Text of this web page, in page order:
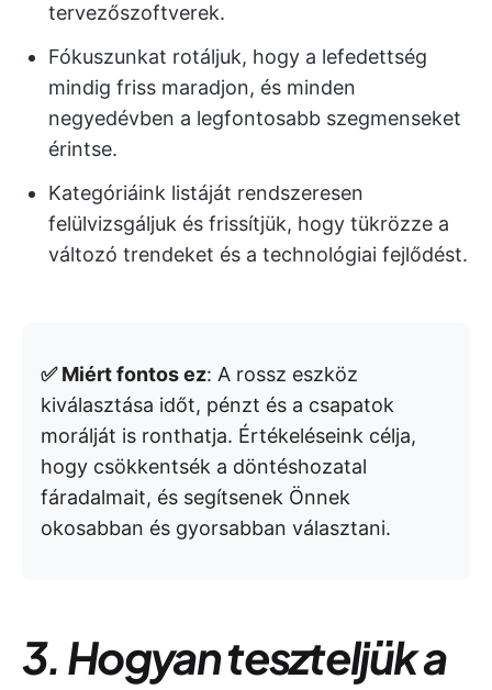
tervezőszoftverek.
Fókuszunkat rotáljuk, hogy a lefedettség
mindig friss maradjon, és minden
negyedévben a legfontosabb szegmenseket
érintse.
Kategóriáink listáját rendszeresen
felülvizsgáljuk és frissítjük, hogy tükrözze a
változó trendeket és a technológiai fejlődést.
✅ Miért fontos ez: A rossz eszköz
kiválasztása időt, pénzt és a csapatok
morálját is ronthatja. Értékeléseink célja,
hogy csökkentsék a döntéshozatal
fáradalmait, és segítsenek Önnek
okosabban és gyorsabban választani.
3. Hogyan teszteljük a